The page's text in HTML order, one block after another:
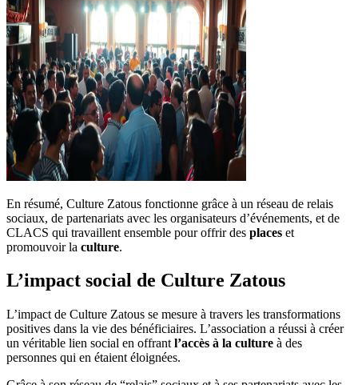
En résumé, Culture Zatous fonctionne grâce à un réseau de relais
sociaux, de partenariats avec les organisateurs d’événements, et de
CLACS qui travaillent ensemble pour offrir des places et
promouvoir la culture.
L’impact social de Culture Zatous
L’impact de Culture Zatous se mesure à travers les transformations
positives dans la vie des bénéficiaires. L’association a réussi à créer
un véritable lien social en offrant l’accès à la culture à des
personnes qui en étaient éloignées.